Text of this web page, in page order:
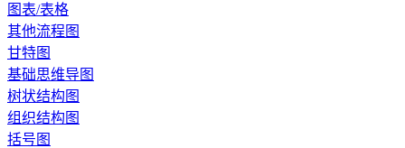
图表/表格
其他流程图
甘特图
基础思维导图
树状结构图
组织结构图
括号图